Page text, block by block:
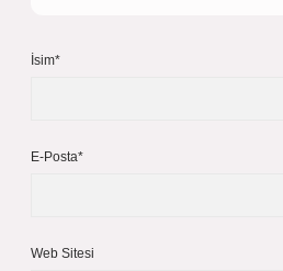
İsim*
E-Posta*
Web Sitesi